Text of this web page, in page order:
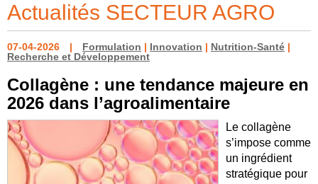
Actualités SECTEUR AGRO
07-04-2026 Formulation | Innovation | Nutrition-Santé |
Recherche et Développement
Collagène : une tendance majeure en
2026 dans l’agroalimentaire
Le collagène
s’impose comme
un ingrédient
stratégique pour